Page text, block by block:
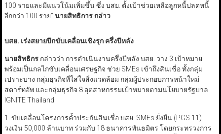
100 รายและมีแนวโน้มเพิ่มขึ้น ซึ่ง บสย. ตั้งเป้าช่วยเหลือลูกหนี้ปลดหนี้
อีกกว่า 100 ราย” นายสิทธิการ กล่าว
บสย. เร่งสยายปีกขับเคลื่อนเชิงรุก ครึ่งปีหลัง
นายสิทธิกรกล่าวว่า การดำเนินงานครึ่งปีหลัง บสย. วาง 3 เป้าหมาย
พร้อมเป็นกลไกขับเคลื่อนเศรษฐกิจ ช่วย SMEs เข้าถึงสินเชื่อ ทั้งกลุ่ม
เปราะบาง กลุ่มธุรกิจที่ใส่ใจสิ่งแวดล้อม กลุ่มผู้ประกอบการหน้าใหม่
สตาร์ทอัพ และกลุ่มธุรกิจ 8 อุตสาหกรรมเป้าหมายตามนโยบายรัฐบาล
IGNITE Thailand
1. ขับเคลื่อนโครงการค้ำประกันสินเชื่อ บสย. SMEs ยั่งยืน (PGS 11)
วงเงิน 50,000 ล้านบาท ร่วมกับ 18 ธนาคารพันธมิตร โดยกระทรวงการ